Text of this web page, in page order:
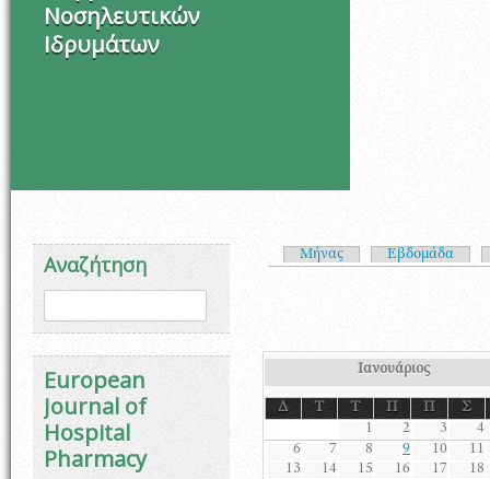
Νοσηλευτικών
Ιδρυμάτων
Αναζήτηση
Φόρμα αναζήτησης
European
Journal of
Hospital
Pharmacy
Πρωτεύουσες
Μήνας Εβδομάδα
Ιανουάριος
Δ Τ Τ Π Π
Σ
1
2 3
4
6
7 8 9 10
11
13
14 15 16 17
18